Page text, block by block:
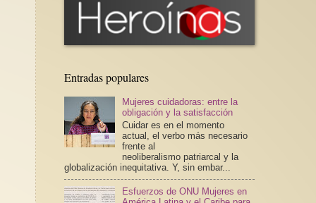
Entradas populares
Mujeres cuidadoras: entre la
obligación y la satisfacción
Cuidar es en el momento
actual, el verbo más necesario
frente al
neoliberalismo patriarcal y la
globalización inequitativa. Y, sin embar...
Esfuerzos de ONU Mujeres en